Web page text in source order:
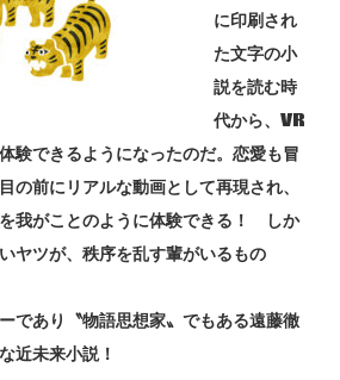
に印刷され
た文字の小
説を読む時
代から、VR
験できるようになったのだ。恋愛も冒
の前にリアルな動画として再現され、
我がことのように体験できる！ しか
ヤツが、秩序を乱す輩がいるもの
であり〝物語思想家〟でもある遠藤徹
近未来小説！